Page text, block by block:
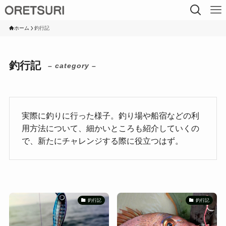
ホーム 釣行記
釣行記 – category –
実際に釣りに行った様子。釣り場や船宿などの利
用方法について、細かいところも紹介していくの
で、新たにチャレンジする際に役立つはず。
釣行記 釣行記